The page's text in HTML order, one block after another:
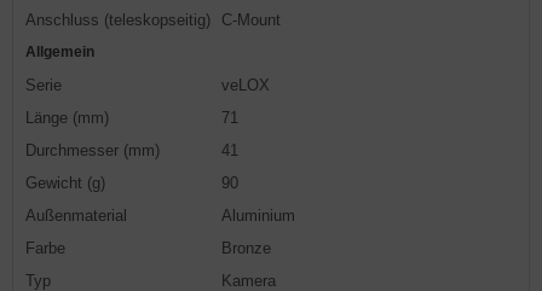
Anschluss (teleskopseitig)
C-Mount
Allgemein
Serie
veLOX
Länge (mm)
71
Durchmesser (mm)
41
Gewicht (g)
90
Außenmaterial
Aluminium
Farbe
Bronze
Typ
Kamera